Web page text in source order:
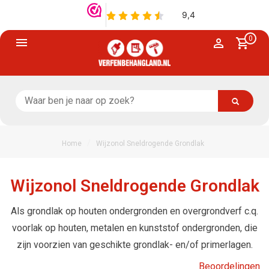
0
Home Wijzonol Sneldrogende Grondlak
Wijzonol Sneldrogende Grondlak
Als grondlak op houten ondergronden en overgrondverf c.q.
voorlak op houten, metalen en kunststof ondergronden, die
zijn voorzien van geschikte grondlak- en/of primerlagen.
Beoordelingen